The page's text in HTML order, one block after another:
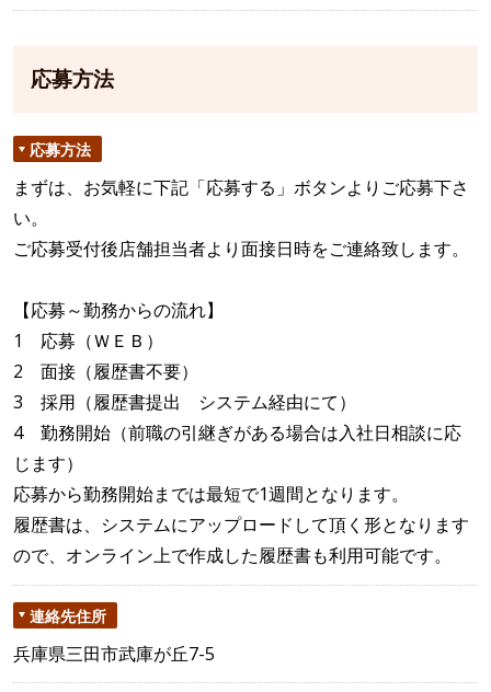
応募方法
応募方法
まずは、お気軽に下記「応募する」ボタンよりご応募下さ
い。
ご応募受付後店舗担当者より面接日時をご連絡致します。
【応募～勤務からの流れ】
1 応募（ＷＥＢ）
2 面接（履歴書不要）
3 採用（履歴書提出 システム経由にて）
4 勤務開始（前職の引継ぎがある場合は入社日相談に応
じます）
応募から勤務開始までは最短で1週間となります。
履歴書は、システムにアップロードして頂く形となります
ので、オンライン上で作成した履歴書も利用可能です。
連絡先住所
兵庫県三田市武庫が丘7-5